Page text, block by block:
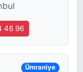
46 96
Ümraniye